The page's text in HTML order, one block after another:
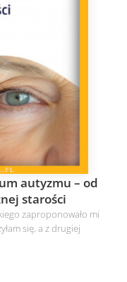
autyzmu – od
starości
zaproponowało mi
się, a z drugiej